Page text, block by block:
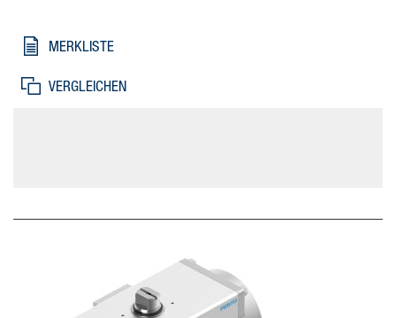
Normanschluss zur Armatur ISO 5211, Epoxyd beschichtet,
Flanschbohrbild=F0507, Schwenkwinkel=90 deg, Verstellbereich
MERKLISTE
VERGLEICHEN